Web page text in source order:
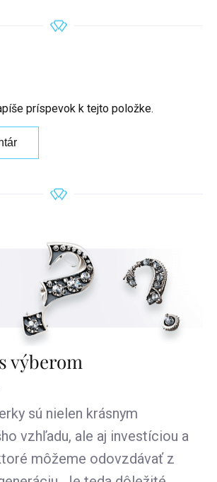
príspevok k tejto položke.
výberom
sú nielen krásnym
vzhľadu, ale aj investíciou a
môžeme odovzdávať z